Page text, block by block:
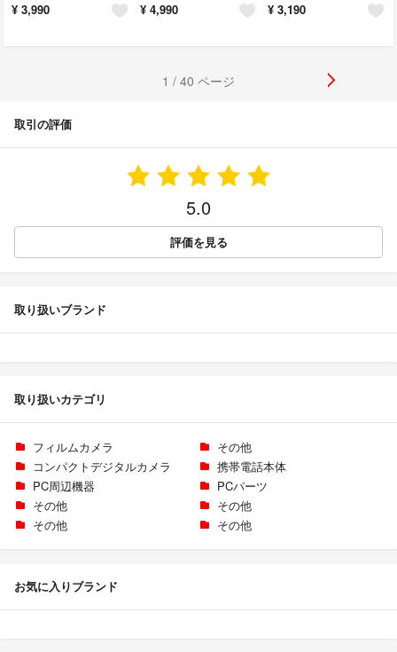
¥ 3,990 ¥ 4,990 ¥ 3,190
1 / 40 ページ
取引の評価
5.0
評価を見る
取り扱いブランド
取り扱いカテゴリ
フィルムカメラ
その他
コンパクトデジタルカメラ
携帯電話本体
PC周辺機器
PCパーツ
その他
その他
その他
その他
お気に入りブランド